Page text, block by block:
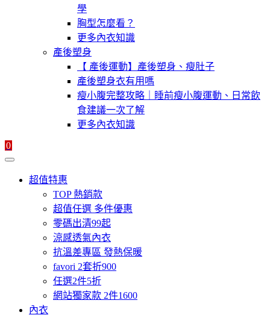
學
胸型怎麼看？
更多內衣知識
產後塑身
【 產後運動】產後塑身、瘦肚子
產後塑身衣有用嗎
瘦小腹完整攻略｜睡前瘦小腹運動、日常飲
食建議一次了解
更多內衣知識
0
超值特惠
TOP 熱銷款
超值任選 多件優惠
零碼出清99起
涼感透氣內衣
抗溫差專區 發熱保暖
favori 2套折900
任選2件5折
網站獨家款 2件1600
內衣